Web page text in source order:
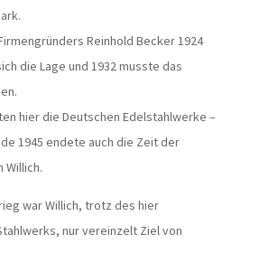
Reinhold Becker 1924
die Lage und 1932 musste das
hier die Deutschen Edelstahlwerke –
1945 endete auch die Zeit der
Willich.
war Willich, trotz des hier
nur vereinzelt Ziel von